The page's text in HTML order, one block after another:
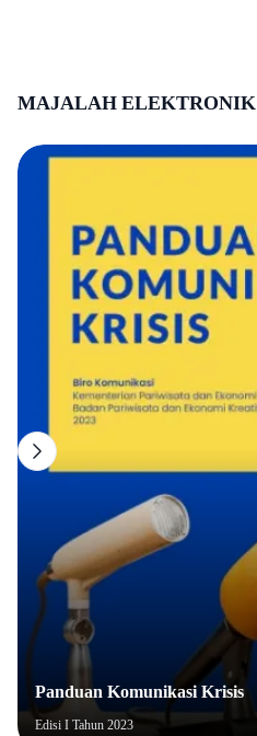
KALIMANTAN TENGAH
KALIMANTAN TIMUR
KALIMANTAN UTARA
SULAWESI UTARA
SULAWESI SELATAN
GORONTALO
SULAWESI BARAT
MALUKU
MALUKU UTARA
PAPUA BARAT
PAPUA BARAT DAYA
PAPUA
MAJALAH ELEKTRONIK
Panduan Komunikasi Krisis
Edisi ITahun2023